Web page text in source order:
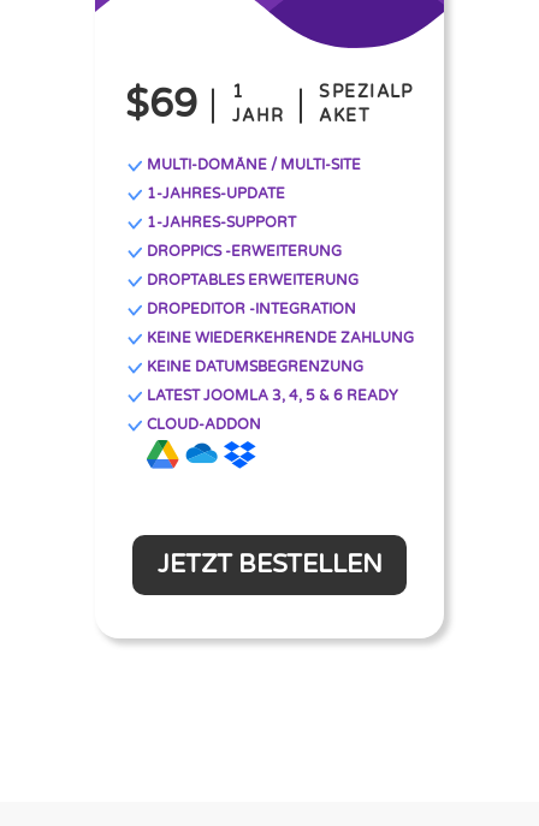
$69
1
JAHR
SPEZIALP
AKET
MULTI-DOMÄNE / MULTI-SITE
1-JAHRES-UPDATE
1-JAHRES-SUPPORT
DROPPICS -ERWEITERUNG
DROPTABLES ERWEITERUNG
DROPEDITOR -INTEGRATION
KEINE WIEDERKEHRENDE ZAHLUNG
KEINE DATUMSBEGRENZUNG
LATEST JOOMLA 3, 4, 5 & 6 READY
CLOUD-ADDON
JETZT BESTELLEN